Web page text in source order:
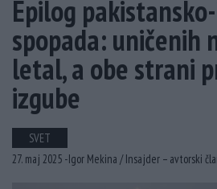
Epilog
spopada: uničenih
letal, a obe strani
izgube
SVET
27. maj 2025 -Igor Mekina /Insajder – avtorski